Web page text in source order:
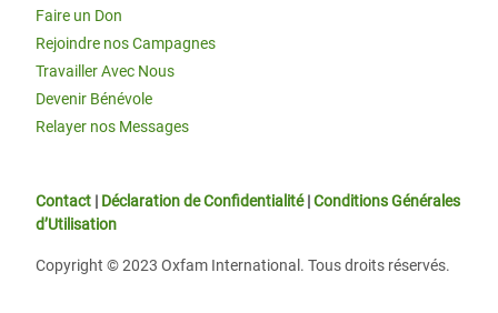
Faire un Don
Rejoindre nos Campagnes
Travailler Avec Nous
Devenir Bénévole
Relayer nos Messages
Contact | Déclaration de Confidentialité|Conditions Générales
d’Utilisation
Copyright © 2023 Oxfam International. Tous droits réservés.